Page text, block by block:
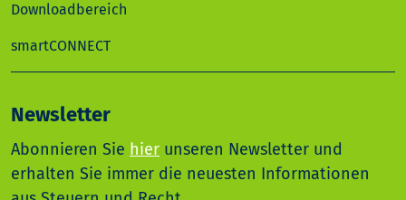
Downloadbereich
smartCONNECT
Newsletter
Abonnieren Sie hier unseren Newsletter und
erhalten Sie immer die neuesten Informationen